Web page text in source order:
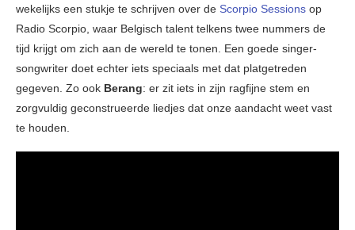
wekelijks een stukje te schrijven over de Scorpio Sessions op
Radio Scorpio, waar Belgisch talent telkens twee nummers de
tijd krijgt om zich aan de wereld te tonen. Een goede singer-
songwriter doet echter iets speciaals met dat platgetreden
gegeven. Zo ook Berang: er zit iets in zijn ragfijne stem en
zorgvuldig geconstrueerde liedjes dat onze aandacht weet vast
te houden.